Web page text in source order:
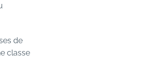
de
classe